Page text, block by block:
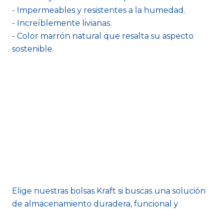
- Impermeables y resistentes a la humedad.
- Increíblemente livianas.
- Color marrón natural que resalta su aspecto
sostenible.
Elige nuestras bolsas Kraft si buscas una solución
de almacenamiento duradera, funcional y